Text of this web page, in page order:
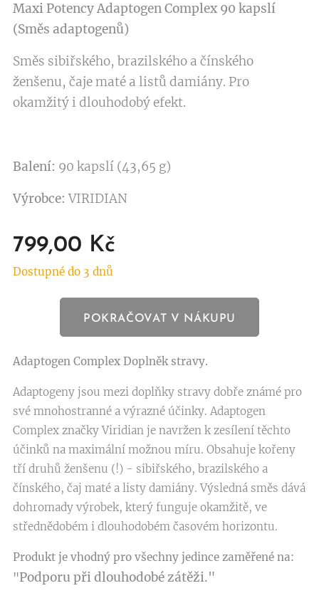
Maxi Potency Adaptogen Complex 90 kapslí
(Směs adaptogenů)
Směs sibiřského, brazilského a čínského
ženšenu, čaje maté a listů damiány. Pro
okamžitý i dlouhodobý efekt.
Balení: 90 kapslí (43,65 g)
Výrobce: VIRIDIAN
799,00 Kč
Dostupné do 3 dnů
POKRAČOVAT V NÁKUPU
Adaptogen Complex Doplněk stravy.
Adaptogeny jsou mezi doplňky stravy dobře známé pro
své mnohostranné a výrazné účinky. Adaptogen
Complex značky Viridian je navržen k zesílení těchto
účinků na maximální možnou míru. Obsahuje kořeny
tří druhů ženšenu (!) - sibiřského, brazilského a
čínského, čaj maté a listy damiány. Výsledná směs dává
dohromady výrobek, který funguje okamžitě, ve
střednědobém i dlouhodobém časovém horizontu.
Produkt je vhodný pro všechny jedince zaměřené na:
"Podporu při dlouhodobé zátěži."